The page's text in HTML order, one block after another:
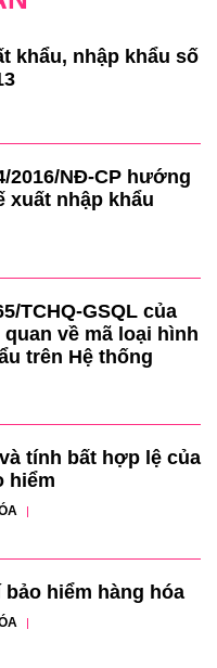
khẩu, nhập khẩu số
2016/NĐ-CP hướng
xuất nhập khẩu
TCHQ-GSQL của
về mã loại hình
trên Hệ thống
tính bất hợp lệ của
hiểm
hiểm hàng hóa